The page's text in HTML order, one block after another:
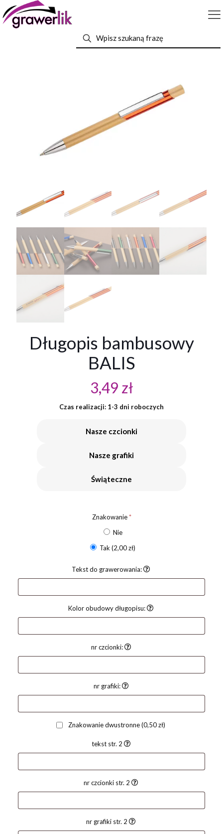
Długopis bambusowy
BALIS
3,49 zł
Czas realizacji: 1-3 dni roboczych
Nasze czcionki
Nasze grafiki
Świąteczne
Znakowanie*
Nie
Tak (2,00 zł)
Tekst do grawerowania:
Kolor obudowy długopisu:
nr czcionki:
nr grafiki:
Znakowanie dwustronne(0,50 zł)
tekst str. 2
nr czcionki str. 2
nr grafiki str. 2